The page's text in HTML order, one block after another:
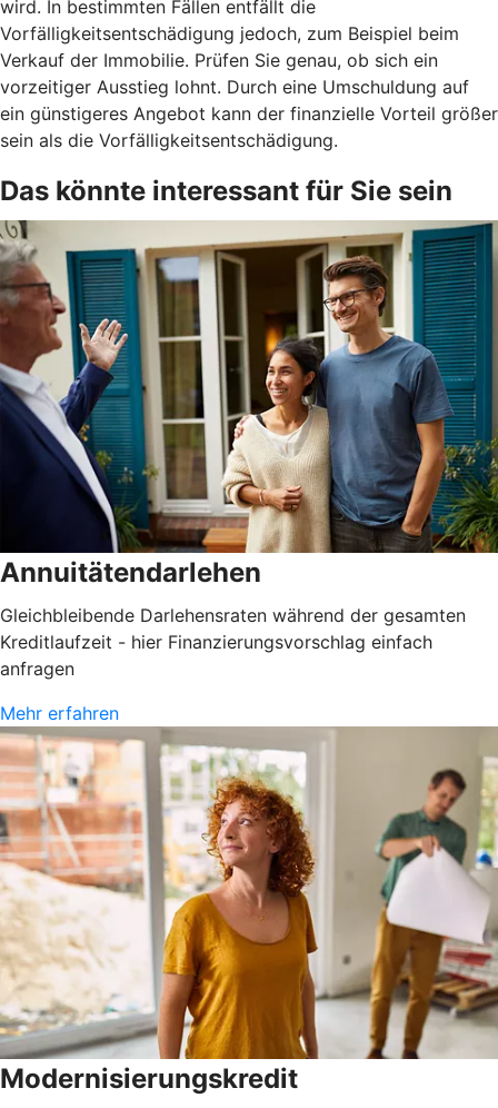
wird. In bestimmten Fällen entfällt die
Vorfälligkeitsentschädigung jedoch, zum Beispiel beim
Verkauf der Immobilie. Prüfen Sie genau, ob sich ein
vorzeitiger Ausstieg lohnt. Durch eine Umschuldung auf
ein günstigeres Angebot kann der finanzielle Vorteil größer
sein als die Vorfälligkeitsentschädigung.
Das könnte interessant für Sie sein
Annuitätendarlehen
Gleichbleibende Darlehensraten während der gesamten
Kreditlaufzeit - hier Finanzierungsvorschlag einfach
anfragen
Mehr erfahren
Modernisierungskredit